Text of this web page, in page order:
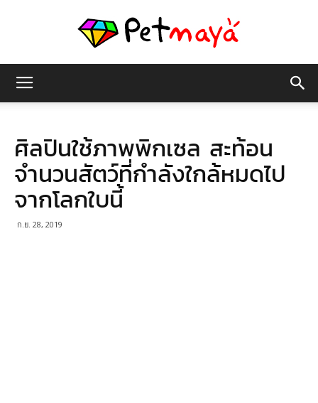
มายา
ศิลปินใช้ภาพพิกเซล สะท้อน
จำนวนสัตว์ที่กำลังใกล้หมดไป
จากโลกใบนี้
ก.ย. 28, 2019